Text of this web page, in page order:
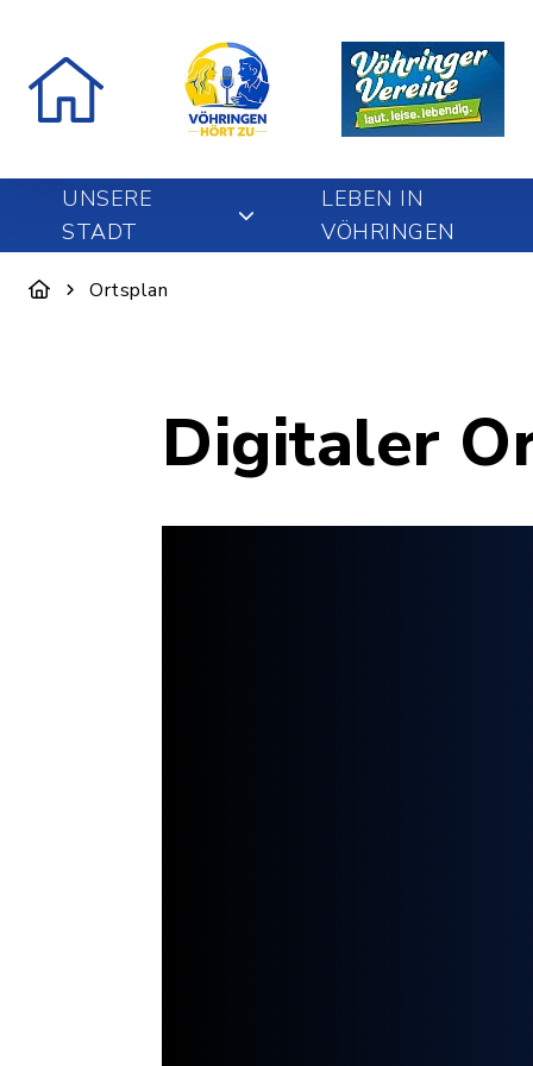
UNSERE
STADT
LEBEN IN
VÖHRINGEN
Ortsplan
Digitaler